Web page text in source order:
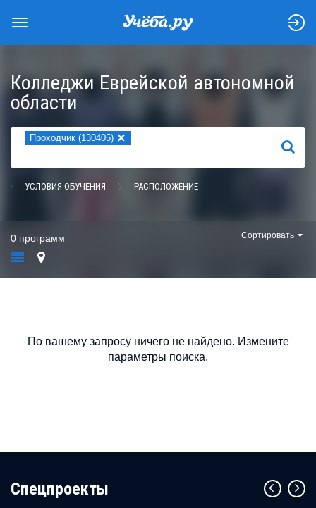
Колледжи Еврейской автономной
области
Проходчик (130405) ×
НАЙТИ
УСЛОВИЯ ОБУЧЕНИЯ РАСПОЛОЖЕНИЕ
0 программ Сортировать
По вашему запросу ничего не найдено. Измените
параметры поиска.
Cпецпроекты